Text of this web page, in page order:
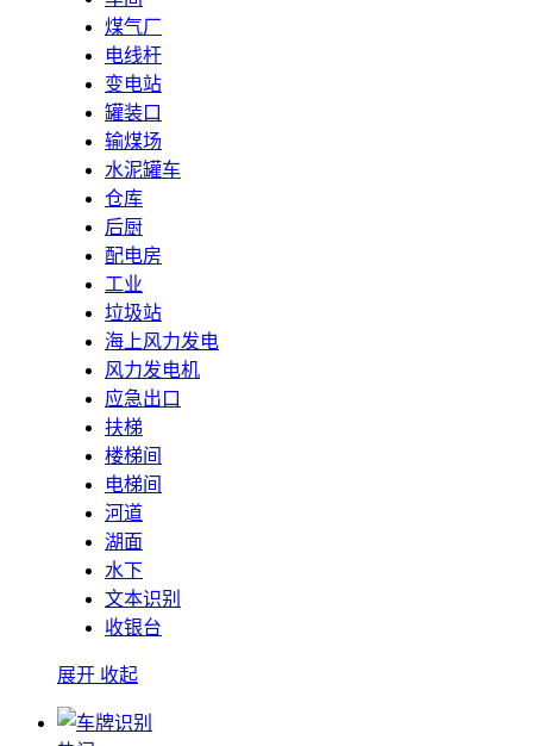
煤气厂
电线杆
变电站
罐装口
输煤场
水泥罐车
仓库
后厨
配电房
工业
垃圾站
海上风力发电
风力发电机
应急出口
扶梯
楼梯间
电梯间
河道
湖面
水下
文本识别
收银台
展开 收起